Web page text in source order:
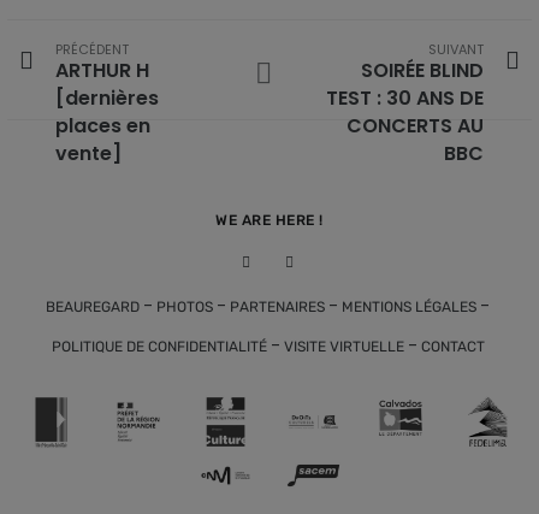
PRÉCÉDENT
ARTHUR H
[dernières
places en
vente]
SUIVANT
SOIRÉE BLIND
TEST : 30 ANS DE
CONCERTS AU
BBC
WE ARE HERE !
BEAUREGARD - PHOTOS - PARTENAIRES - MENTIONS LÉGALES -
POLITIQUE DE CONFIDENTIALITÉ - VISITE VIRTUELLE - CONTACT